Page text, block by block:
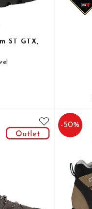
ST GTX,
-50%